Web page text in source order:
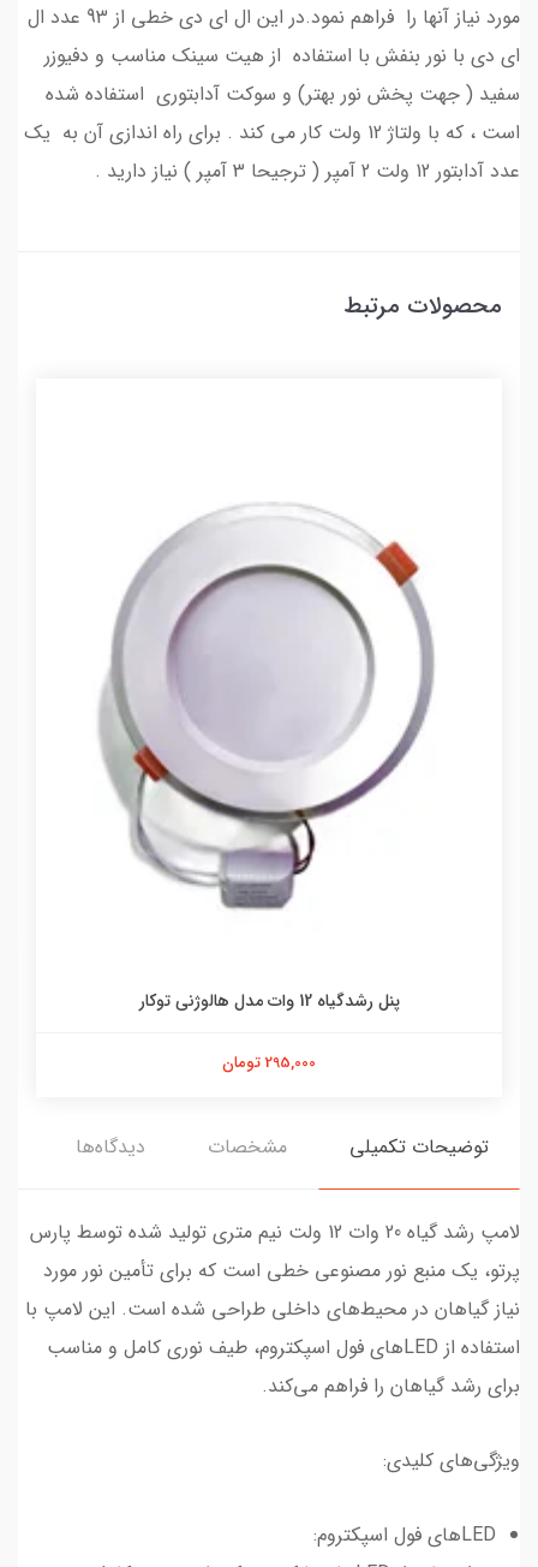
مورد نیاز آنها را فراهم نمود.در این ال ای دی خطی از 93 عدد ال
ای دی با نور بنفش با استفاده از هیت سینک مناسب و دفیوزر
سفید ( جهت پخش نور بهتر) و سوکت آدابتوری استفاده شده
است ، که با ولتاژ 12 ولت کار می کند . برای راه اندازی آن به یک
عدد آدابتور 12 ولت 2 آمپر ( ترجیحا 3 آمپر ) نیاز دارید .
محصولات مرتبط
پنل رشدگیاه 12 وات مدل هالوژنی توکار
295,000 تومان
توضیحات تکمیلی مشخصات دیدگاه‌ها
لامپ رشد گیاه 20 وات 12 ولت نیم متری تولید شده توسط پارس
پرتو، یک منبع نور مصنوعی خطی است که برای تأمین نور مورد
نیاز گیاهان در محیط‌های داخلی طراحی شده است. این لامپ با
استفاده از LEDهای فول اسپکتروم، طیف نوری کامل و مناسب
برای رشد گیاهان را فراهم می‌کند.
ویژگی‌های کلیدی:
LEDهای فول اسپکتروم: